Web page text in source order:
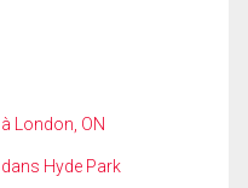
London, ON
Hyde Park